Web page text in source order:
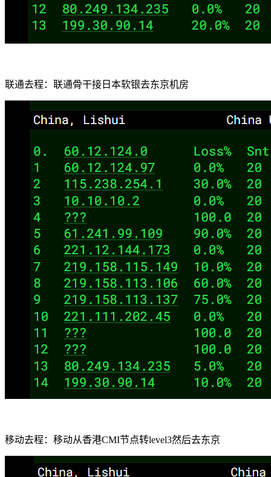
联通去程：联通骨干接日本软银去东京机房
移动去程：移动从香港CMI节点转level3然后去东京